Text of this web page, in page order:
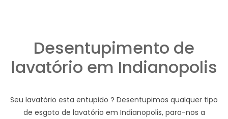
Desentupimento de
lavatório em Indianopolis
Seu lavatório esta entupido ? Desentupimos qualquer tipo
de esgoto de lavatório em Indianopolis, para-nos a